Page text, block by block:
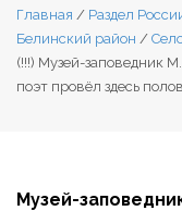
Главная / Раздел
Белинский район /
(!!!) Музей-заповедник
поэт провёл здесь
Музей-